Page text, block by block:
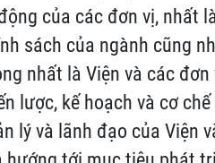
của các đơn vị, nhất
sách của ngành cũng
nhất là Viện và các
lược, kế hoạch và cơ
lý và lãnh đạo của Viện